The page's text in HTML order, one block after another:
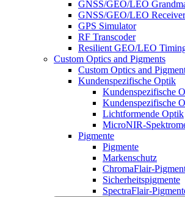
GNSS/GEO/LEO
GNSS/GEO/LEO
GPS Simulator
RF Transcoder
Resilient GEO/LEO
Custom Optics and Pigments
Custom Optics and
Kundenspezifische Optik
Kundenspezifische
Kundenspezifische
Lichtformende Optik
MicroNIR-
Pigmente
Pigmente
Markenschutz
ChromaFlair-
Sicherheitspigmente
SpectraFlair-